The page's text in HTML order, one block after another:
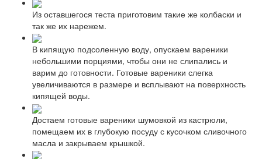
Из оставшегося теста приготовим такие же колбаски и
так же их нарежем.
В кипящую подсоленную воду, опускаем вареники
небольшими порциями, чтобы они не слипались и
варим до готовности. Готовые вареники слегка
увеличиваются в размере и всплывают на поверхность
кипящей воды.
Достаем готовые вареники шумовкой из кастрюли,
помещаем их в глубокую посуду с кусочком сливочного
масла и закрываем крышкой.